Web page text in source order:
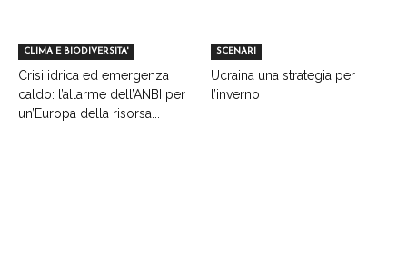
CLIMA E BIODIVERSITA'
Crisi idrica ed emergenza
caldo: l’allarme dell’ANBI per
un’Europa della risorsa...
SCENARI
Ucraina una strategia per
l’inverno